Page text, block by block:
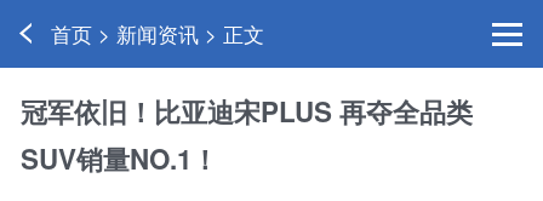
首页 > 新闻资讯 > 正文
冠军依旧！比亚迪宋PLUS 再夺全品类
SUV销量NO.1！